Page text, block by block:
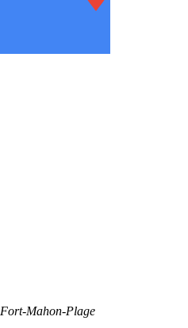
Fort-Mahon-Plage